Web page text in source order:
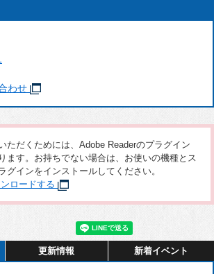
わせ
ただくためには、Adobe Readerのプラグイン
ます。お持ちでない場合は、お使いの機種とス
グインをインストールしてください。
ロードする
更新情報 新着イベント